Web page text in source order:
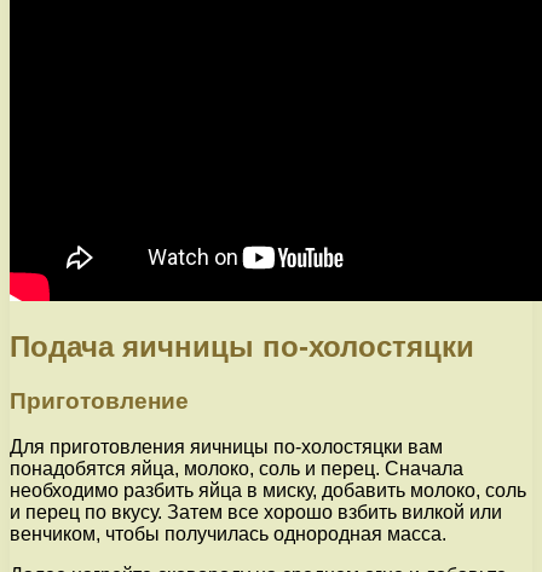
Подача яичницы по-холостяцки
Приготовление
Для приготовления яичницы по-холостяцки вам
понадобятся яйца, молоко, соль и перец. Сначала
необходимо разбить яйца в миску, добавить молоко, соль
и перец по вкусу. Затем все хорошо взбить вилкой или
венчиком, чтобы получилась однородная масса.